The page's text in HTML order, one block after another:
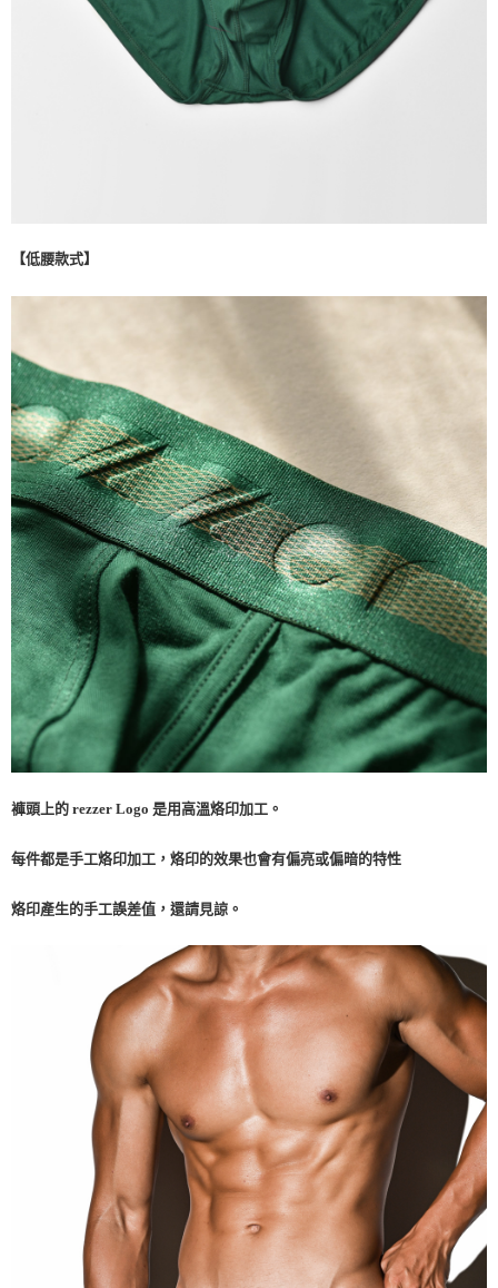
【低腰款式】
褲頭上的 rezzer Logo 是用高溫烙印加工。
每件都是手工烙印加工，烙印的效果也會有偏亮或偏暗的特性
烙印產生的手工誤差值， 還請見諒。